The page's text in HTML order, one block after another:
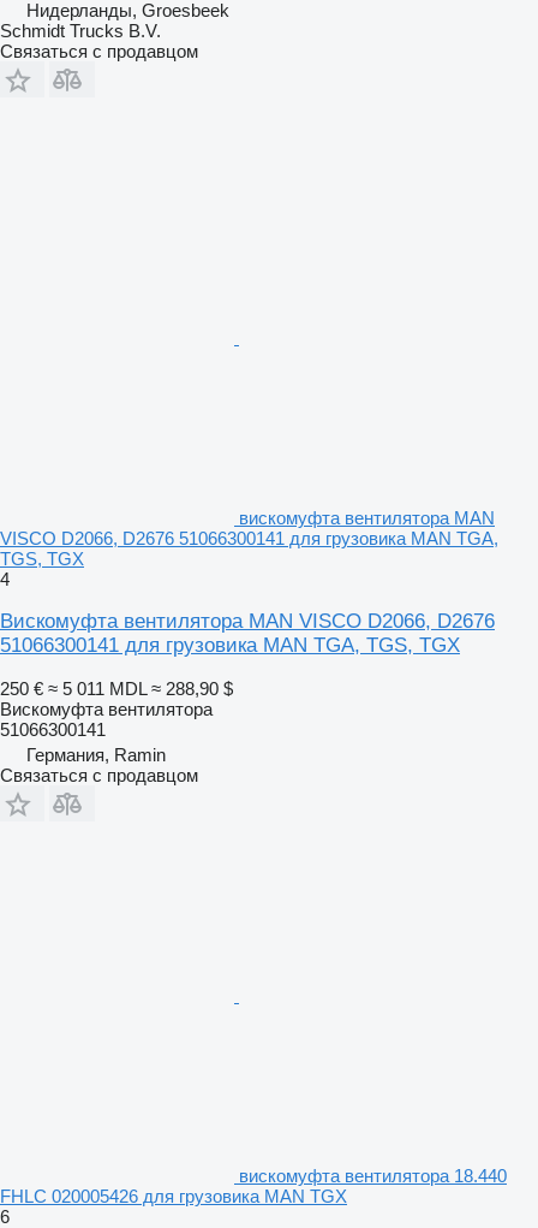
Нидерланды, Groesbeek
Schmidt Trucks B.V.
Связаться с продавцом
вискомуфта вентилятора MAN
VISCO D2066, D2676 51066300141 для грузовика MAN TGA,
TGS, TGX
4
Вискомуфта вентилятора MAN VISCO D2066, D2676
51066300141 для грузовика MAN TGA, TGS, TGX
250 € ≈ 5 011 MDL ≈ 288,90 $
Вискомуфта вентилятора
51066300141
Германия, Ramin
Связаться с продавцом
вискомуфта вентилятора 18.440
FHLC 020005426 для грузовика MAN TGX
6